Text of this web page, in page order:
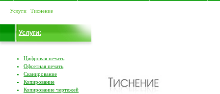
Услуги Тиснение
Услуги:
Цифровая печать
Офсетная печать
Сканирование
Копирование
Копирование чертежей